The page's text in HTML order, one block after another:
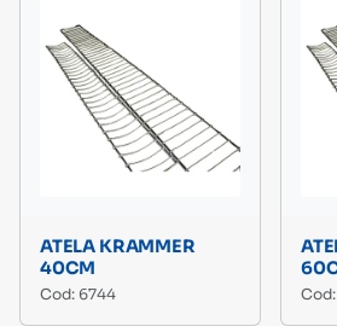
ATELA KRAMMER
40CM
Cod: 6744